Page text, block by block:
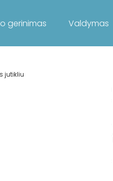
gerinimas Valdymas
jutikliu